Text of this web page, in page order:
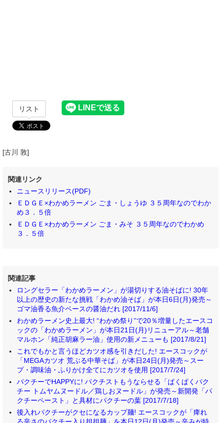
リスト
[古川 敦]
関連リンク
ニュースリリース(PDF)
ＥＤＧＥ×わかめラーメン ごま・しょうゆ ３５周年なのでわか
め３．５倍
ＥＤＧＥ×わかめラーメン ごま・みそ ３５周年なのでわかめ
３．５倍
関連記事
ロングセラー「わかめラーメン」が湯切りする油そばに! 30年
以上の歴史の新たな挑戦「わかめ油そば」が本日6日(月)発売～
ゴマ油香る魚介ベースの醤油だれ [2017/11/6]
わかめラーメン史上最大! “わかめ祭り”で20％増量したエースコ
ックの「わかめラーメン」が本日21日(月)リニューアル～老舗
マルホン「純正胡麻ラー油」使用の新メニューも [2017/8/21]
これでもかと言うほどカツオ感を引きだした! エースコックが
「MEGAカツオ 荒ぶる中華そば」が本日24日(月)発売～スー
プ・調味油・ふりかけ全てにカツオを使用 [2017/7/24]
パクチーでHAPPYに! パクチストもうならせる「ぱくぱくパク
チー トムヤムヌードル／鶏しおヌードル」が発売～新開発「パ
クチーペースト」と具材にパクチーの葉 [2017/7/18]
後入れパクチーがクセになるカップ麺! エースコックが「痺れ